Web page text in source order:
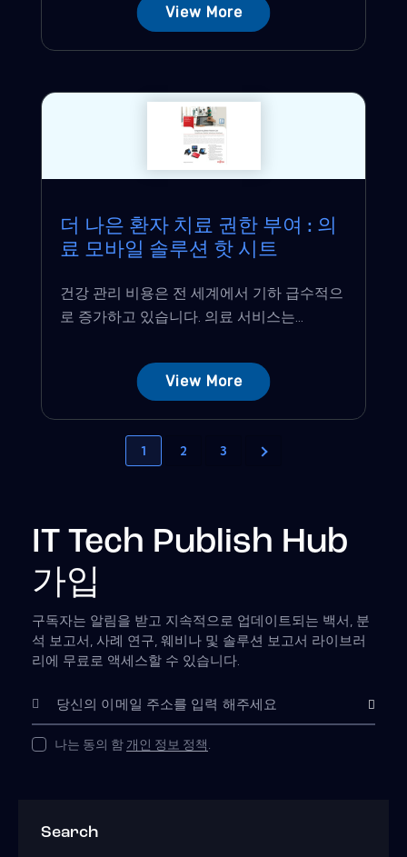
View More
더 나은 환자 치료 권한 부여 : 의
료 모바일 솔루션 핫 시트
건강 관리 비용은 전 세계에서 기하 급수적으
로 증가하고 있습니다. 의료 서비스는...
View More
1 2 3
IT Tech Publish Hub
가입
구독자는 알림을 받고 지속적으로 업데이트되는 백서, 분
석 보고서, 사례 연구, 웨비나 및 솔루션 보고서 라이브러
리에 무료로 액세스할 수 있습니다.
Subscribe
나는 동의 함 개인 정보 정책.
Search